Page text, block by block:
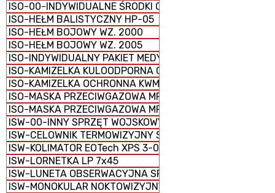
ISO-00-INDYWIDUALNE ŚRODKI OCHRONY
ISO-HEŁM BALISTYCZNY HP-05
ISO-HEŁM BOJOWY WZ. 2000
ISO-HEŁM BOJOWY WZ. 2005
ISO-INDYWIDUALNY PAKIET MEDYCZNY IPMED 45 WP
ISO-KAMIZELKA KULOODPORNA GRYF PLATE CARRIER
ISO-KAMIZELKA OCHRONNA KWM-02
ISO-MASKA PRZECIWGAZOWA MP-5
ISO-MASKA PRZECIWGAZOWA MP-6
ISW-00-INNY SPRZĘT WOJSKOWY
ISW-CELOWNIK TERMOWIZYJNY SCT-RUBIN
ISW-KOLIMATOR EOTech XPS 3-0
ISW-LORNETKA LP 7x45
ISW-LUNETA OBSERWACYJNA SPOTTER 60
ISW-MONOKULAR NOKTOWIZYJNY MU-3M KOLIBER